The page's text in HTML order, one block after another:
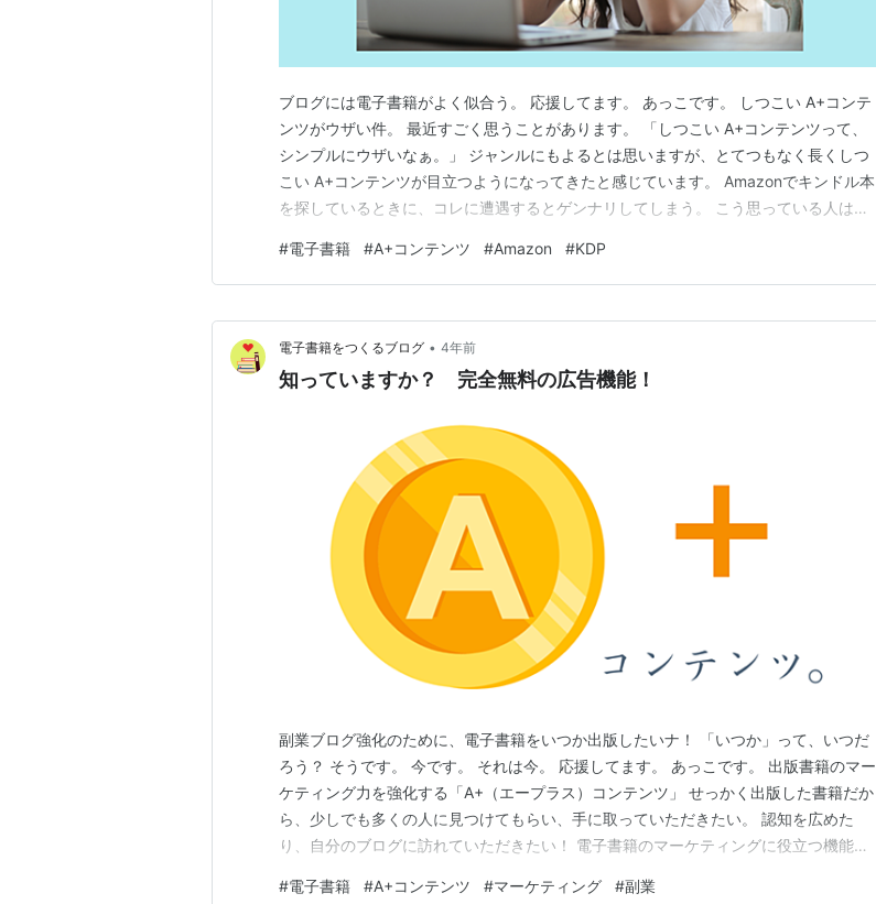
ブログには電子書籍がよく似合う。 応援してます。 あっこです。 しつこい A+コンテ
ンツがウザい件。 最近すごく思うことがあります。 「しつこい A+コンテンツって、
シンプルにウザいなぁ。」 ジャンルにもよるとは思いますが、とてつもなく長くしつ
こい A+コンテンツが目立つようになってきたと感じています。 Amazonでキンドル本
を探しているときに、コレに遭遇するとゲンナリしてしまう。 こう思っている人は、
ンツ』？ その下を見たいだけなのに。 しつこいと発生するリスク1：購読してもらえ
ない しつこいと発生するリス…
#電子書籍 #A+コンテンツ #Amazon #KDP
電子書籍をつくるブログ • 4年前
知っていますか？ 完全無料の広告機能！
副業ブログ強化のために、電子書籍をいつか出版したいナ！ 「いつか」って、いつだ
ろう？ そうです。 今です。 それは今。 応援してます。 あっこです。 出版書籍のマー
ケティング力を強化する「A+（エープラス）コンテンツ」 せっかく出版した書籍だか
ら、少しでも多くの人に見つけてもらい、手に取っていただきたい。 認知を広めた
り、自分のブログに訪れていただきたい！ 電子書籍のマーケティングに役立つ機能
す。 出版書籍のマーケティング力を強化する「A+（エープラス）コンテンツ」
#電子書籍 #A+コンテンツ #マーケティング #副業